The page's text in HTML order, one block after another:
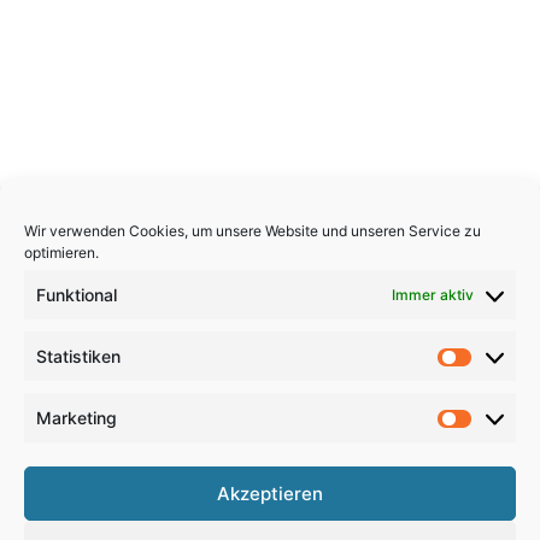
Wir verwenden Cookies, um unsere Website und unseren Service zu
optimieren.
Funktional Immer aktiv
Statistiken
Marketing
Akzeptieren
Copyright 2026, All Rights Reserved